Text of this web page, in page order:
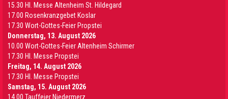
15.30 Hl. Messe Altenheim St. Hildegard
17.00 Rosenkranzgebet Koslar
17.30 Wort-Gottes-Feier Propstei
Donnerstag, 13. August 2026
10.00 Wort-Gottes-Feier Altenheim Schirmer
17.30 Hl. Messe Propstei
Freitag, 14. August 2026
17.30 Hl. Messe Propstei
Samstag, 15. August 2026
14.00 Tauffeier Niedermerz